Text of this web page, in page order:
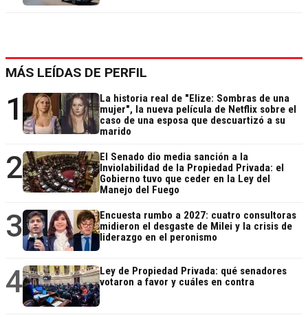
MÁS LEÍDAS DE PERFIL
1
La historia real de "Elize: Sombras de una
mujer", la nueva película de Netflix sobre el
caso de una esposa que descuartizó a su
marido
2
El Senado dio media sanción a la
Inviolabilidad de la Propiedad Privada: el
Gobierno tuvo que ceder en la Ley del
Manejo del Fuego
3
Encuesta rumbo a 2027: cuatro consultoras
midieron el desgaste de Milei y la crisis de
liderazgo en el peronismo
4
Ley de Propiedad Privada: qué senadores
votaron a favor y cuáles en contra